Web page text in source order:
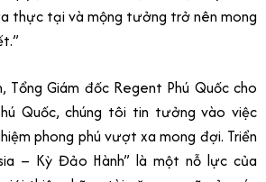
thực tại và mộng tưởng trở nên mong
Tổng Giám đốc Regent Phú Quốc cho
Quốc, chúng tôi tin tưởng vào việc
phong phú vượt xa mong đợi. Triển
– Kỳ Đảo Hành” là một nỗ lực của